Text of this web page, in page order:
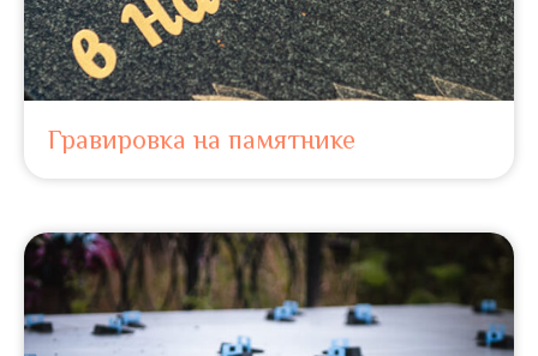
Гравировка на памятнике